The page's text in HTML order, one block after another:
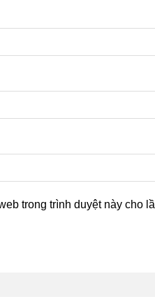
trong trình duyệt này cho